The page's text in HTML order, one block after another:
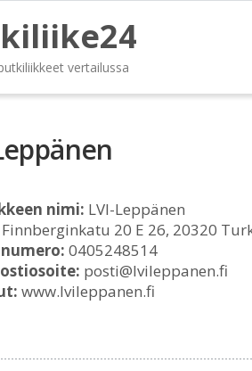
vertailussa
nimi: LVI-Leppänen
Finnberginkatu 20 E 26, 20320
0405248514
posti@lvileppanen.fi
www.lvileppanen.fi